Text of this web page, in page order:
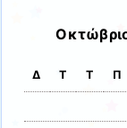
Δ Τ Τ Π